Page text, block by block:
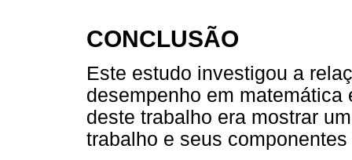
CONCLUSÃO
Este estudo investigou a
desempenho em
deste trabalho era mostrar
trabalho e seus